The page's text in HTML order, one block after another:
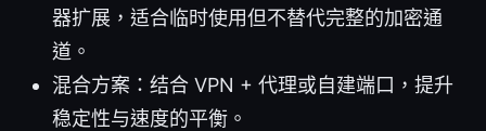
器扩展，适合临时使用但不替代完整的加密通
道。
混合方案：结合 VPN + 代理或自建端口，提升
稳定性与速度的平衡。